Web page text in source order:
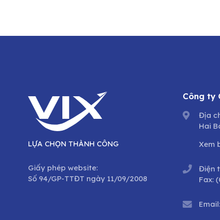
LỰA CHỌN THÀNH CÔNG
Giấy phép website:
Số 94/GP-TTĐT ngày 11/09/2008
Công ty
Địa
Hai
Xem
Điện
Fax: